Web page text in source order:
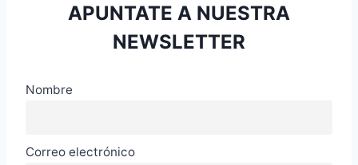
APUNTATE A NUESTRA
NEWSLETTER
Nombre
Correo electrónico